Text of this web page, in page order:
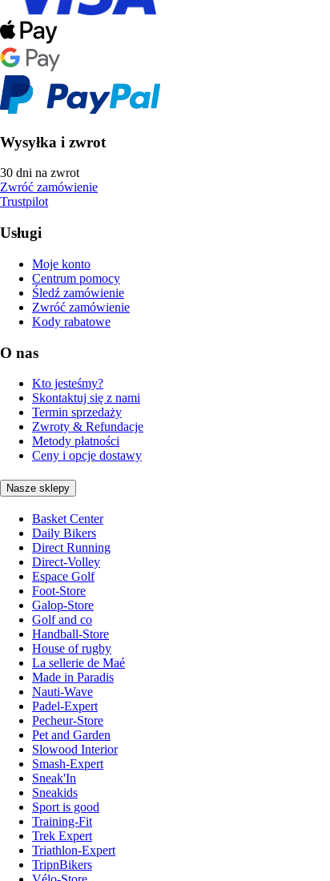
Wysyłka i zwrot
30 dni na zwrot
Zwróć zamówienie
Trustpilot
Usługi
Moje konto
Centrum pomocy
Śledź zamówienie
Zwróć zamówienie
Kody rabatowe
O nas
Kto jesteśmy?
Skontaktuj się z nami
Termin sprzedaży
Zwroty & Refundacje
Metody płatności
Ceny i opcje dostawy
Nasze sklepy
Basket Center
Daily Bikers
Direct Running
Direct-Volley
Espace Golf
Foot-Store
Galop-Store
Golf and co
Handball-Store
House of rugby
La sellerie de Maé
Made in Paradis
Nauti-Wave
Padel-Expert
Pecheur-Store
Pet and Garden
Slowood Interior
Smash-Expert
Sneak'In
Sneakids
Sport is good
Training-Fit
Trek Expert
Triathlon-Expert
TripnBikers